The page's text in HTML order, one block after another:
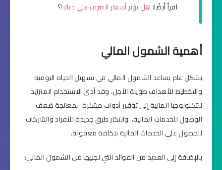
اقرأ أيضًا:هل تؤثر أسعار الصرف على حياتنا؟
أهمية الشمول المالي
بشكل عام يساعد الشمول المالي في تسهيل الحياة اليومية
والتخطيط للأهداف طويلة الأجل، وقد أدى الاستخدام المتزايد
للتكنولوجيا المالية إلى توفير أدوات مبتكرة لمعالجة ضعف
الوصول للخدمات المالية، وابتكار طرق جديدة للأفراد والشركات
للحصول على الخدمات المالية بتكلفة معقولة.
بالإضافة إلى العديد من الفوائد التي نجنيها من الشمول المالي: